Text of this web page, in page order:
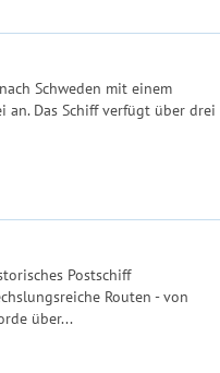
Schweden mit einem
an. Das Schiff verfügt über drei
Postschiff
Routen - von
über...